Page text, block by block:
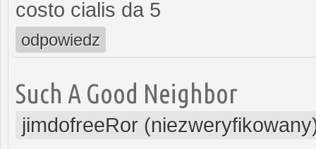
costo cialis da 5
odpowiedz
Such A Good Neighbor
jimdofreeRor